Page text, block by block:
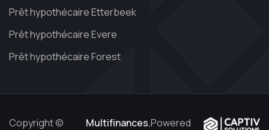
Prêt hypothécaire Etterbeek
Prêt hypothécaire Evere
Prêt hypothécaire Forest
Copyright ©
Multifinances.Powered